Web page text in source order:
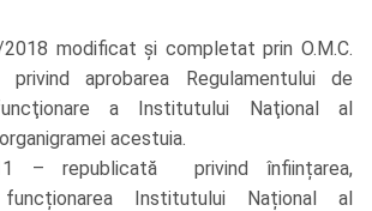
2018 modificat și completat prin O.M.C.
aprobarea Regulamentului de
a Institutului Naţional al
acestuia.
– republicată privind înființarea,
Institutului Național al